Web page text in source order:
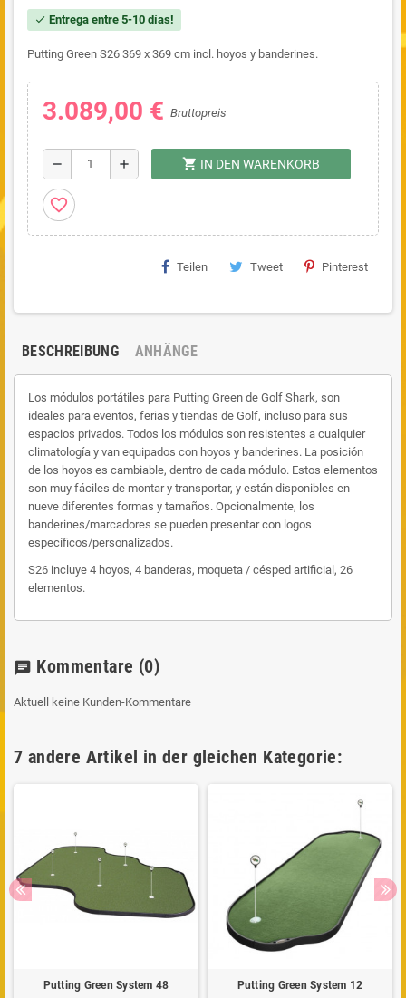
check Entrega entre 5-10 días!
Putting Green S26 369 x 369 cm incl. hoyos y banderines.
3.089,00 € Bruttopreis
remove add shopping_cart IN DEN WARENKORB
favorite_border
Teilen Tweet Pinterest
BESCHREIBUNG ANHÄNGE
Los módulos portátiles para Putting Green de Golf Shark, son
ideales para eventos, ferias y tiendas de Golf, incluso para sus
espacios privados. Todos los módulos son resistentes a cualquier
climatología y van equipados con hoyos y banderines. La posición
de los hoyos es cambiable, dentro de cada módulo. Estos elementos
son muy fáciles de montar y transportar, y están disponibles en
nueve diferentes formas y tamaños. Opcionalmente, los
banderines/marcadores se pueden presentar con logos
específicos/personalizados.
S26 incluye 4 hoyos, 4 banderas, moqueta / césped artificial, 26
elementos.
chat Kommentare (0)
Aktuell keine Kunden-Kommentare
7 andere Artikel in der gleichen Kategorie:
Putting Green System 48 Putting Green System 12